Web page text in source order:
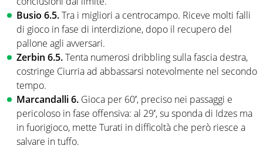
Busio 6.5.Tra i migliori a centrocampo. Riceve molti falli
di gioco in fase di interdizione, dopo il recupero del
pallone agli avversari.
Zerbin 6.5.Tenta numerosi dribbling sulla fascia destra,
costringe Ciurria ad abbassarsi notevolmente nel secondo
tempo.
Marcandalli 6. Gioca per 60′, preciso nei passaggi e
pericoloso in fase offensiva: al 29′, su sponda di Idzes ma
in fuorigioco, mette Turati in difficoltà che però riesce a
salvare in tuffo.